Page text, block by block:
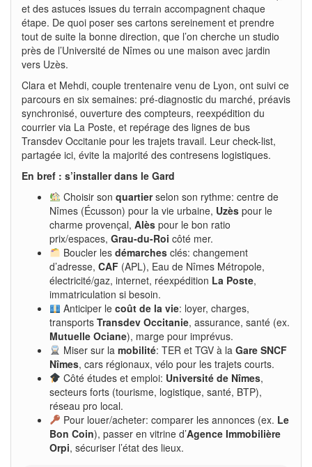
et des astuces issues du terrain accompagnent chaque
étape. De quoi poser ses cartons sereinement et prendre
tout de suite la bonne direction, que l’on cherche un studio
près de l’Université de Nîmes ou une maison avec jardin
vers Uzès.
Clara et Mehdi, couple trentenaire venu de Lyon, ont suivi ce
parcours en six semaines: pré-diagnostic du marché, préavis
synchronisé, ouverture des compteurs, reexpédition du
courrier via La Poste, et repérage des lignes de bus
Transdev Occitanie pour les trajets travail. Leur check-list,
partagée ici, évite la majorité des contresens logistiques.
En bref : s’installer dans le Gard
Choisir son quartierselon son rythme: centre de
Nîmes (Écusson) pour la vie urbaine, Uzès pour le
charme provençal, Alès pour le bon ratio
prix/espaces, Grau-du-Roi côté mer.
Boucler les démarchesclés: changement
d’adresse, CAF (APL), Eau de Nîmes Métropole,
électricité/gaz, internet, réexpédition La Poste,
immatriculation si besoin.
Anticiper le coût de la vie: loyer, charges,
transports Transdev Occitanie, assurance, santé (ex.
Mutuelle Ociane), marge pour imprévus.
Miser sur la mobilité: TER et TGV à la Gare SNCF
Nîmes, cars régionaux, vélo pour les trajets courts.
Côté études et emploi: Université de Nîmes,
secteurs forts (tourisme, logistique, santé, BTP),
réseau pro local.
Pour louer/acheter: comparer les annonces (ex. Le
Bon Coin), passer en vitrine d’Agence Immobilière
Orpi, sécuriser l’état des lieux.